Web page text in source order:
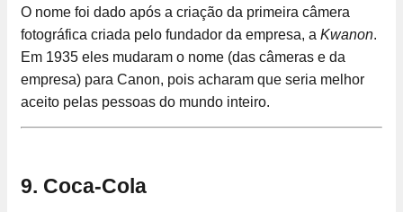
O nome foi dado após a criação da primeira câmera
fotográfica criada pelo fundador da empresa, a Kwanon.
Em 1935 eles mudaram o nome (das câmeras e da
empresa) para Canon, pois acharam que seria melhor
aceito pelas pessoas do mundo inteiro.
9. Coca-Cola